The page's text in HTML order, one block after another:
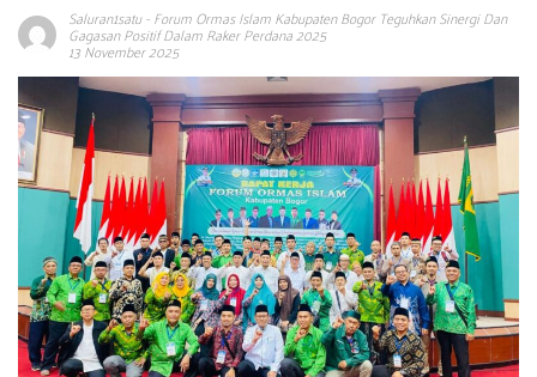
Saluran1satu-Forum Ormas Islam Kabupaten Bogor Teguhkan Sinergi Dan
Gagasan Positif Dalam Raker Perdana 2025
13 November 2025